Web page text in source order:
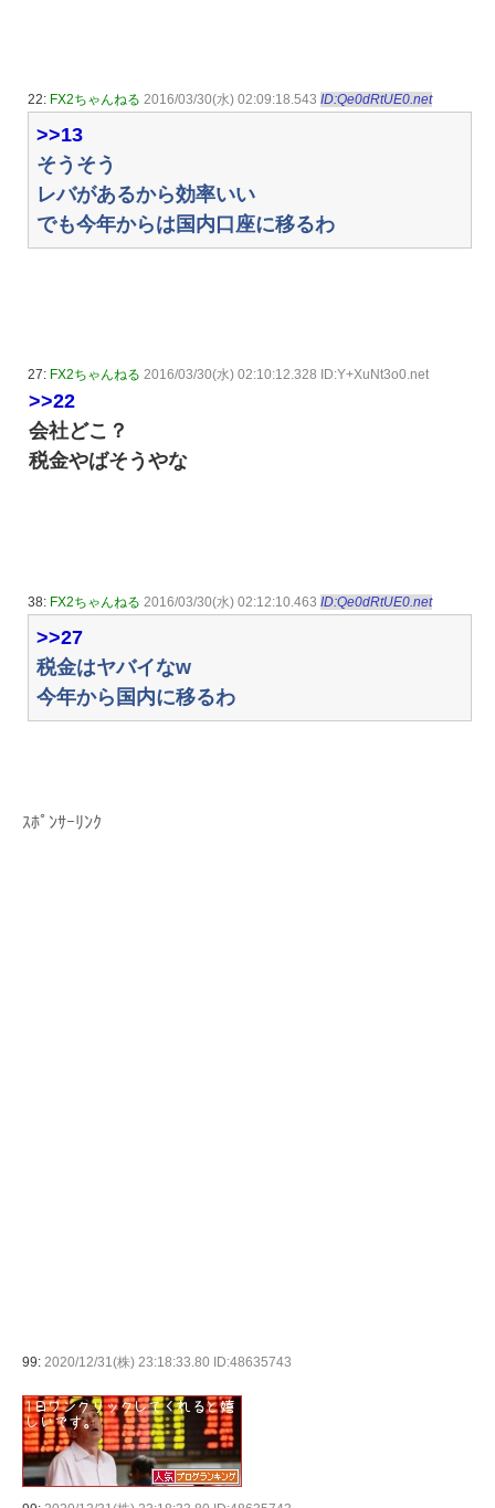
22: FX2ちゃんねる 2016/03/30(水) 02:09:18.543 ID:Qe0dRtUE0.net
>>13
そうそう
レバがあるから効率いい
でも今年からは国内口座に移るわ
27: FX2ちゃんねる 2016/03/30(水) 02:10:12.328 ID:Y+XuNt3o0.net
>>22
会社どこ？
税金やばそうやな
38: FX2ちゃんねる 2016/03/30(水) 02:12:10.463 ID:Qe0dRtUE0.net
>>27
税金はヤバイなw
今年から国内に移るわ
ｽﾎﾟﾝｻｰﾘﾝｸ
99: 2020/12/31(株) 23:18:33.80 ID:48635743